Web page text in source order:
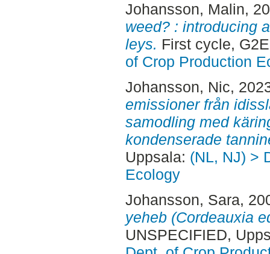
Johansson, Malin,
weed? : introducing
leys. First cycle,
of Crop Production
Johansson, Nic,
emissioner från
samodling med
kondenserade
Uppsala: (NL, NJ) >
Ecology
Johansson, Sara,
yeheb (Cordeauxia
UNSPECIFIED,